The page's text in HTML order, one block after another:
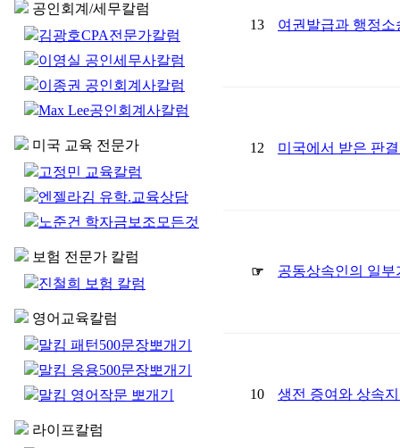
공인회계/세무칼럼
김광호CPA전문가칼럼
이영실 공인세무사칼럼
이종권 공인회계사칼럼
Max Lee공인회계사칼럼
미국 교육 전문가
고정민 교육칼럼
엔젤라김 유학.교육상담
노준건 학자금보조모든것
보험 전문가 칼럼
진철희 보험 칼럼
영어교육칼럼
말킴 패턴500문장뽀개기
말킴 응용500문장뽀개기
말킴 영어작문 뽀개기
라이프칼럼
13 여권발급과 행정
12 미국에서 받은 판
☞ 공동상속인의 일
10 생전 증여와 상속